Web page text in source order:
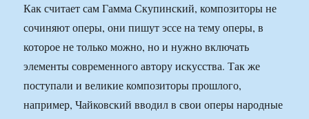
Как считает сам Гамма Скупинский, композиторы не
сочиняют оперы, они пишут эссе на тему оперы, в
которое не только можно, но и нужно включать
элементы современного автору искусства. Так же
поступали и великие композиторы прошлого,
например, Чайковский вводил в свои оперы народные